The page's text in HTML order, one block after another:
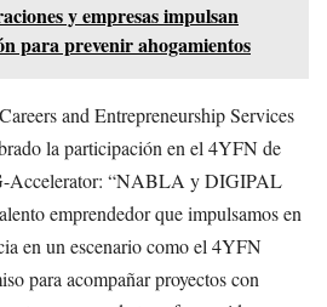
y empresas impulsan
para prevenir ahogamientos
and Entrepreneurship Services
la participación en el 4YFN de
Accelerator: “NABLA y DIGIPAL
emprendedor que impulsamos en
en un escenario como el 4YFN
para acompañar proyectos con